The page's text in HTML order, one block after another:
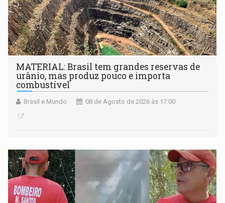
MATERIAL: Brasil tem grandes reservas de
urânio, mas produz pouco e importa
combustível
Brasil e Mundo 08 de Agosto de 2026 às 17:00